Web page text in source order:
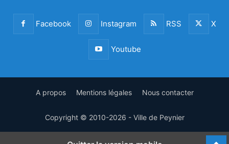
Facebook Instagram RSS X
Youtube
A propos Mentions légales Nous contacter
Copyright © 2010-2026 - Ville de Peynier